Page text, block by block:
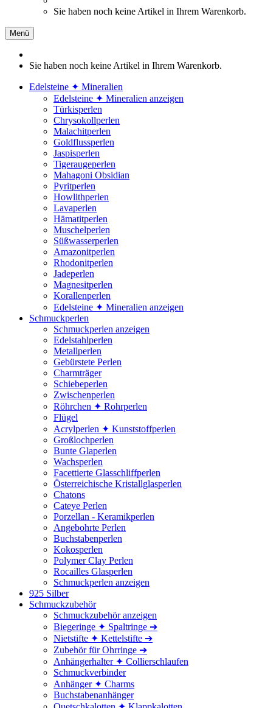
Sie haben noch keine Artikel in Ihrem Warenkorb.
Menü
Sie haben noch keine Artikel in Ihrem Warenkorb.
Edelsteine ✦ Mineralien
Edelsteine ✦ Mineralien anzeigen
Türkisperlen
Chrysokollperlen
Malachitperlen
Goldflussperlen
Jaspisperlen
Tigeraugeperlen
Mahagoni Obsidian
Pyritperlen
Howlithperlen
Lavaperlen
Hämatitperlen
Muschelperlen
Süßwasserperlen
Amazonitperlen
Rhodonitperlen
Jadeperlen
Magnesitperlen
Korallenperlen
Edelsteine ✦ Mineralien anzeigen
Schmuckperlen
Schmuckperlen anzeigen
Edelstahlperlen
Metallperlen
Gebürstete Perlen
Charmträger
Schiebeperlen
Zwischenperlen
Röhrchen ✦ Rohrperlen
Flügel
Acrylperlen ✦ Kunststoffperlen
Großlochperlen
Bunte Glaperlen
Wachsperlen
Facettierte Glasschliffperlen
Österreichische Kristallglasperlen
Chatons
Cateye Perlen
Porzellan - Keramikperlen
Angebohrte Perlen
Buchstabenperlen
Kokosperlen
Polymer Clay Perlen
Rocailles Glasperlen
Schmuckperlen anzeigen
925 Silber
Schmuckzubehör
Schmuckzubehör anzeigen
Biegeringe ✦ Spaltringe ➔
Nietstifte ✦ Kettelstifte ➔
Zubehör für Ohrringe ➔
Anhängerhalter ✦ Collierschlaufen
Schmuckverbinder
Anhänger ✦ Charms
Buchstabenanhänger